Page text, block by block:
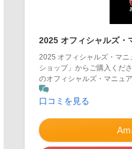
2025 オフィシャルズ・
2025 オフィシャルズ・マ
ショップ」からご購入くだ
のオフィシャルズ・マニュ
口コミを見る